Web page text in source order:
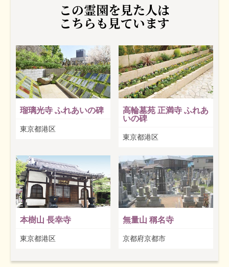
この霊園を見た人は
こちらも見ています
瑠璃光寺 ふれあいの碑
東京都港区
高輪墓苑 正満寺 ふれあ
いの碑
東京都港区
本樹山 長幸寺
東京都港区
無量山 稱名寺
京都府京都市